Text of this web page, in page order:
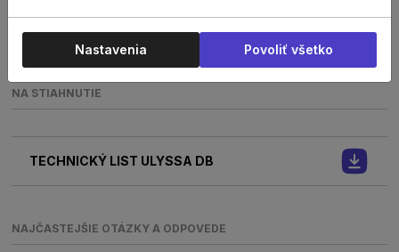
NA STIAHNUTIE
TECHNICKÝ LIST ULYSSA DB
NAJČASTEJŠIE OTÁZKY A ODPOVEDE
Nastavenia Povoliť všetko